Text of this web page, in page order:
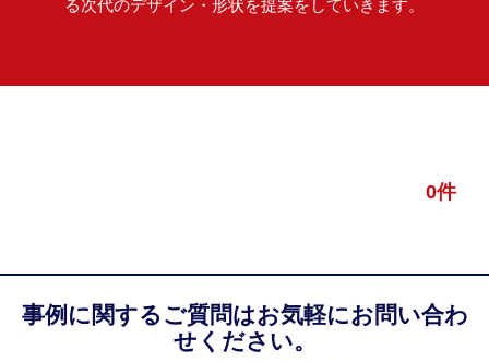
る次代のデザイン・形状を提案をしていきます。
0件
事例に関するご質問はお気軽にお問い合わ
せください。